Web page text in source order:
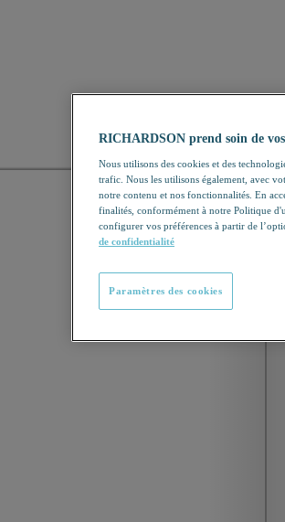
RICHARDSON prend soin de
Nous utilisons des cookies et des
trafic. Nous les utilisons également, avec
notre contenu et nos fonctionnalités. En
finalités, conformément à notre Politique
configurer vos préférences à partir de
de confidentialité
Paramètres des cookies